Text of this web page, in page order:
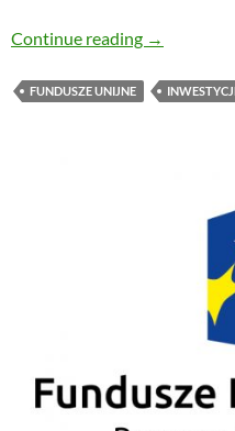
Continue reading Ratusz z
→
FUNDUSZE UNIJNE